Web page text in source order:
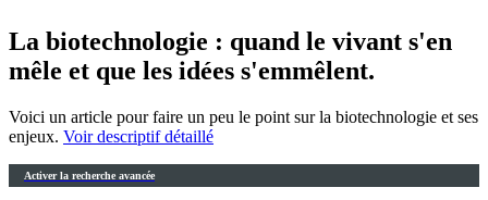
La biotechnologie : quand le vivant s'en
mêle et que les idées s'emmêlent.
Voici un article pour faire un peu le point sur la biotechnologie et ses
enjeux. Voir descriptif détaillé
Activer la recherche avancée